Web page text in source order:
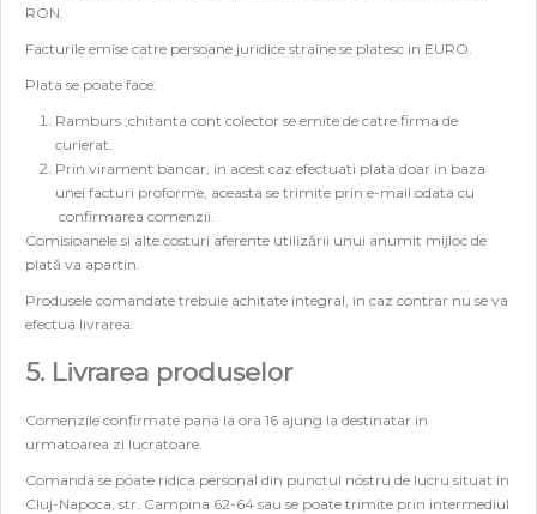
RON.
Facturile emise catre persoane juridice straine se platesc in EURO.
Plata se poate face:
Ramburs ,chitanta cont colector se emite de catre firma de
curierat.
Prin virament bancar, in acest caz efectuati plata doar in baza
unei facturi proforme, aceasta se trimite prin e-mail odata cu
confirmarea comenzii.
Comisioanele si alte costuri aferente utilizării unui anumit mijloc de
plată va apartin.
Produsele comandate trebuie achitate integral, in caz contrar nu se va
efectua livrarea.
5. Livrarea produselor
Comenzile confirmate pana la ora 16 ajung la destinatar in
urmatoarea zi lucratoare.
Comanda se poate ridica personal din punctul nostru de lucru situat in
Cluj-Napoca, str. Campina 62-64 sau se poate trimite prin intermediul